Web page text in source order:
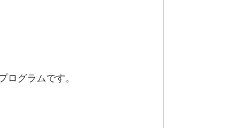
グラムです。